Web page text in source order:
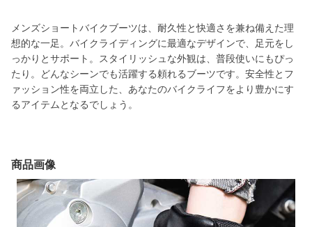
メンズショートバイクブーツは、耐久性と快適さを兼ね備えた理
想的な一足。バイクライディングに最適なデザインで、足元をし
っかりとサポート。スタイリッシュな外観は、普段使いにもぴっ
たり。どんなシーンでも活躍する頼れるブーツです。安全性とフ
ァッション性を両立した、あなたのバイクライフをより豊かにす
るアイテムとなるでしょう。
商品画像